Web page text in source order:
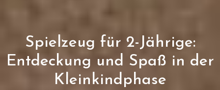
Spielzeug für 2-Jährige:
Entdeckung und Spaß in der
Kleinkindphase